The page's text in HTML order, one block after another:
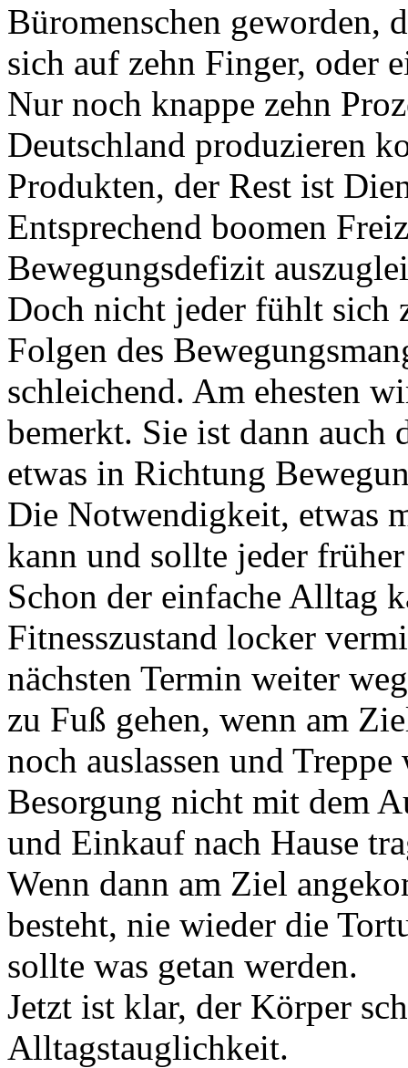
Büromenschen geworden,
sich auf zehn Finger, oder
Nur noch knappe zehn
Deutschland produzieren
Produkten, der Rest ist
Entsprechend boomen
Bewegungsdefizit
Doch nicht jeder fühlt sich
Folgen des
schleichend. Am ehesten
bemerkt. Sie ist dann
etwas in Richtung
Die Notwendigkeit, etwas
kann und sollte jeder
Schon der einfache Alltag
Fitnesszustand locker
nächsten Termin weiter
zu Fuß gehen, wenn am
noch auslassen und
Besorgung nicht mit dem
und Einkauf nach Hause
Wenn dann am Ziel
besteht, nie wieder die
sollte was getan werden.
Jetzt ist klar, der Körper
Alltagstauglichkeit.